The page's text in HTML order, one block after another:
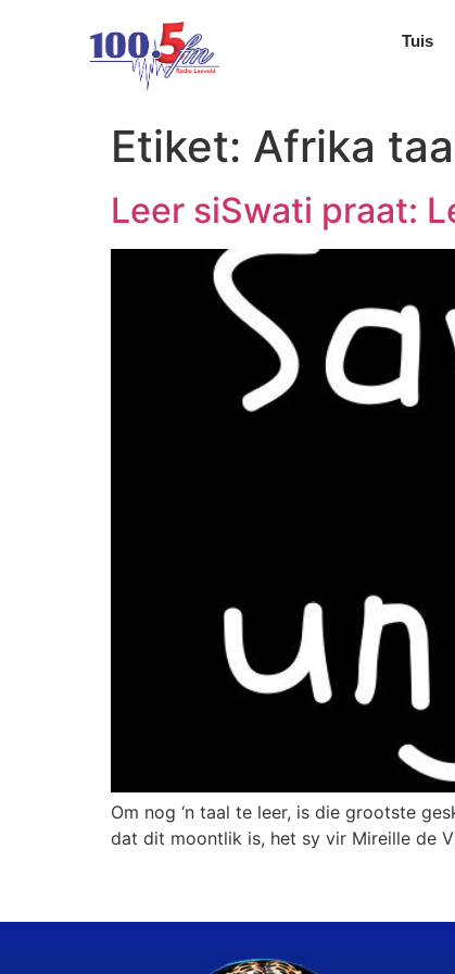
Tuis
Etiket: Afrika
Leer siSwati praat:
Om nog ‘n taal te leer, is die grootste
dat dit moontlik is, het sy vir Mireille de